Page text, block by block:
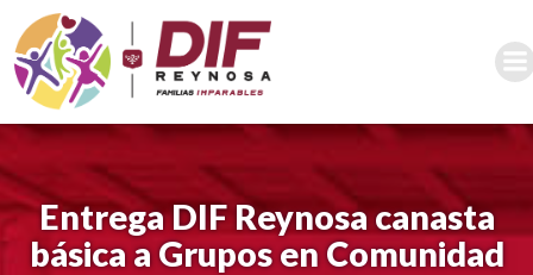
al
contenido
Entrega DIF Reynosa canasta
básica a Grupos en Comunidad